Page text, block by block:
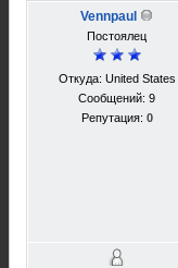
Vennpaul
Постоялец
Откуда: United States
Сообщений: 9
Репутация: 0